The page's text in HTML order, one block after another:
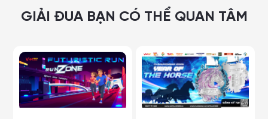
GIẢI ĐUA BẠN CÓ THỂ QUAN TÂM